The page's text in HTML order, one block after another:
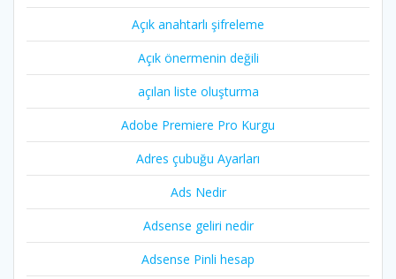
Açık anahtarlı şifreleme
Açık önermenin değili
açılan liste oluşturma
Adobe Premiere Pro Kurgu
Adres çubuğu Ayarları
Ads Nedir
Adsense geliri nedir
Adsense Pinli hesap